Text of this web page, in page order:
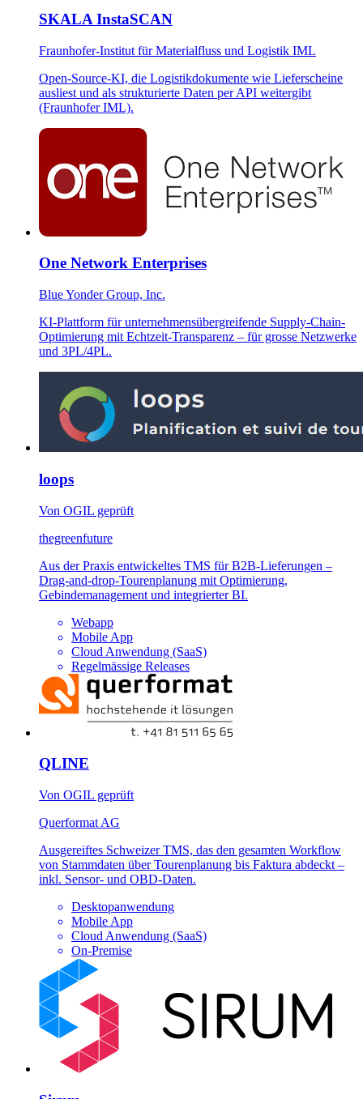
SKALA InstaSCAN
Fraunhofer-Institut für Materialfluss und Logistik IML
Open-Source-KI, die Logistikdokumente wie Lieferscheine
ausliest und als strukturierte Daten per API weitergibt
(Fraunhofer IML).
One Network Enterprises
Blue Yonder Group, Inc.
KI-Plattform für unternehmensübergreifende Supply-Chain-
Optimierung mit Echtzeit-Transparenz – für grosse Netzwerke
und 3PL/4PL.
loops
Von OGIL geprüft
thegreenfuture
Aus der Praxis entwickeltes TMS für B2B-Lieferungen –
Drag-and-drop-Tourenplanung mit Optimierung,
Gebindemanagement und integrierter BI.
Webapp
Mobile App
Cloud Anwendung (SaaS)
Regelmässige Releases
QLINE
Von OGIL geprüft
Querformat AG
Ausgereiftes Schweizer TMS, das den gesamten Workflow
von Stammdaten über Tourenplanung bis Faktura abdeckt –
inkl. Sensor- und OBD-Daten.
Desktopanwendung
Mobile App
Cloud Anwendung (SaaS)
On-Premise